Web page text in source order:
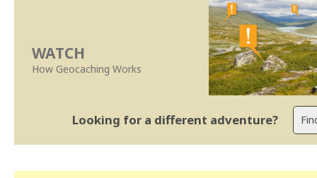
WATCH
How Geocaching Works
Looking for a different adventure?